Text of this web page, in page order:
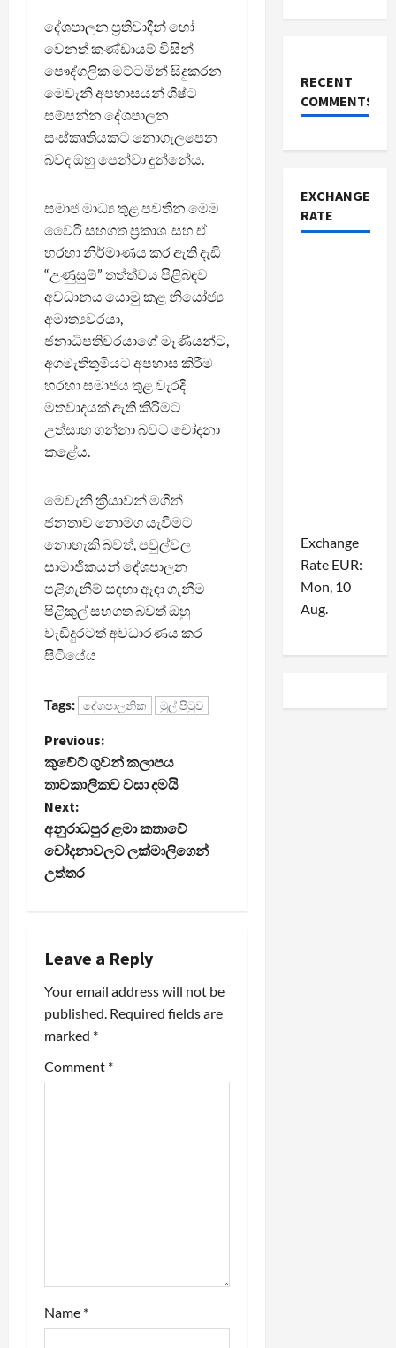
දේශපාලන ප්‍රතිවාදීන් හෝ
වෙනත් කණ්ඩායම් විසින්
පෞද්ගලික මට්ටමින් සිදුකරන
මෙවැනි අපහාසයන් ශිෂ්ට
සම්පන්න දේශපාලන
සංස්කෘතියකට නොගැලපෙන
බවද ඔහු පෙන්වා දුන්නේය.
සමාජ මාධ්‍ය තුළ පවතින මෙම
වෛරී සහගත ප්‍රකාශ සහ ඒ
හරහා නිර්මාණය කර ඇති දැඩි
“උණුසුම්” තත්ත්වය පිළිබඳව
අවධානය යොමු කළ නියෝජ්‍ය
අමාත්‍යවරයා,
ජනාධිපතිවරයාගේ මෑණියන්ට,
අගමැතිතුමියට අපහාස කිරීම
හරහා සමාජය තුළ වැරදි
මතවාදයක් ඇති කිරීමට
උත්සාහ ගන්නා බවට චෝදනා
කළේය.
මෙවැනි ක්‍රියාවන් මගින්
ජනතාව නොමග යැවීමට
නොහැකි බවත්, පවුල්වල
සාමාජිකයන් දේශපාලන
පළිගැනීම් සඳහා ඈඳා ගැනීම
පිළිකුල් සහගත බවත් ඔහු
වැඩිදුරටත් අවධාරණය කර
සිටියේය
Tags: දේශපාලනික මුල් පිටුව
P
o
s
t
v
i
g
a
Previous:
කුවේට් ගුවන් කලාපය
තාවකාලිකව වසා දමයි
Next:
අනුරාධපුර ළමා කතාවේ
චෝදනාවලට ලක්මාලිගෙන්
උත්තර
Leave a Reply
Your email address will not be
published. Required fields are
marked *
Comment *
Name *
RECENT
COMMENTS
EXCHANGE
RATE
Exchange
Rate EUR:
Mon, 10
Aug.